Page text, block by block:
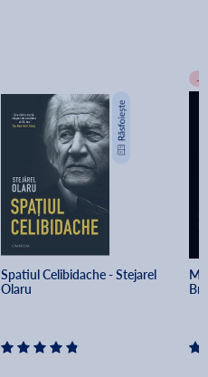
Spatiul Celibidache - Stejarel
Olaru
-